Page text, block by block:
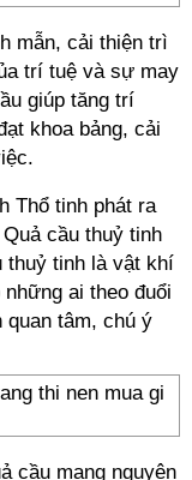
mẫn, cải thiện trì
trí tuệ và sự may
giúp tăng trí
khoa bảng, cải
Thổ tinh phát ra
cầu thuỷ tinh
thuỷ tinh là vật khí
ai theo đuổi
quan tâm, chú ý
cầu mang nguyên